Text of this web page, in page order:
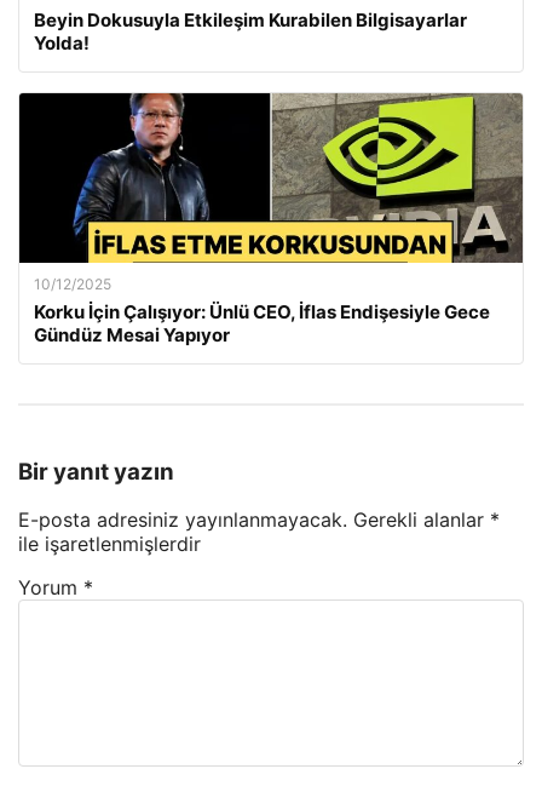
Beyin Dokusuyla Etkileşim Kurabilen Bilgisayarlar
Yolda!
10/12/2025
Korku İçin Çalışıyor: Ünlü CEO, İflas Endişesiyle Gece
Gündüz Mesai Yapıyor
Bir yanıt yazın
E-posta adresiniz yayınlanmayacak. Gerekli alanlar *
ile işaretlenmişlerdir
Yorum *